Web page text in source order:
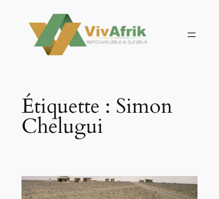
contenu
Étiquette : Simon
Chelugui